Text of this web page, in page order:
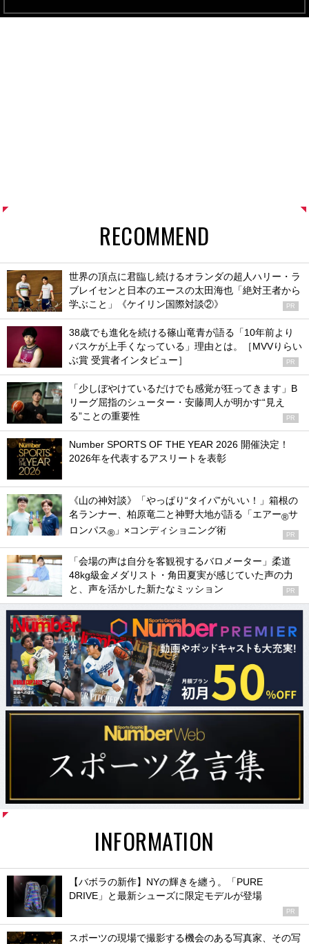
RECOMMEND
世界の頂点に君臨し続けるオランダの超人ハリー・ラ
ブレイセンと日本のエースの太田海也「絶対王者から
学ぶこと」《ケイリン国際対談②》
PR
38歳でも進化を続ける篠山竜青が語る「10年前より
バスケが上手くなっている」理由とは。［MVVりらい
ぶ賞 受賞者インタビュー］
PR
「少しぼやけているだけでも感覚が狂ってきます」B
リーグ屈指のシューター・安藤周人が明かす“見え
る”ことの重要性
PR
Number SPORTS OF THE YEAR 2026 開催決定！
2026年を代表するアスリートを表彰
《山の神対談》「やっぱり“タイパ”がいい！」箱根の
名ランナー、柏原竜二と神野大地が語る「エアー®サ
ロンパス® 」×コンディショニング術 PR
「会場の声は自分を客観視するバロメーター」柔道
48kg級金メダリスト・角田夏実が感じていた声の力
と、声を活かした新たなミッション
PR
INFORMATION
【バボラの新作】NYの輝きを纏う。「PURE
DRIVE」と最新シューズに限定モデルが登場
PR
スポーツの現場で撮影する機会のある写真家、その写